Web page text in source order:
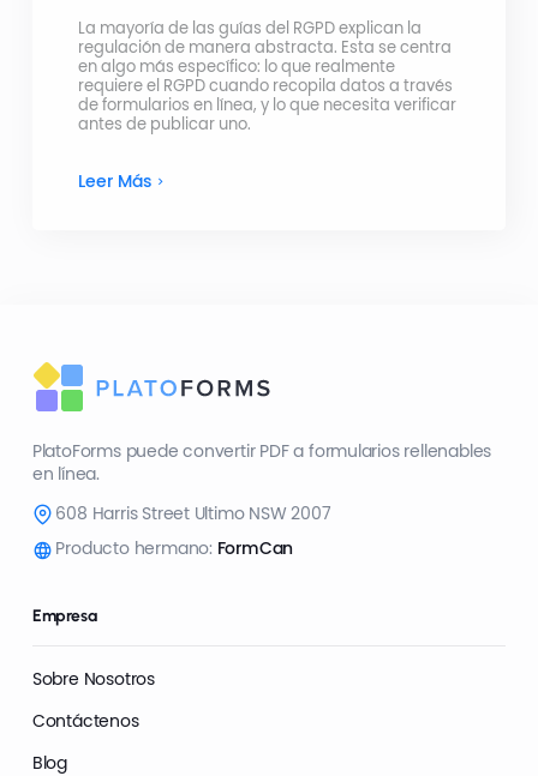
La mayoría de las guías del RGPD explican la
regulación de manera abstracta. Esta se centra
en algo más específico: lo que realmente
requiere el RGPD cuando recopila datos a través
de formularios en línea, y lo que necesita verificar
antes de publicar uno.
Leer Más
PlatoForms puede convertir PDF a formularios rellenables
en línea.
608 Harris Street Ultimo NSW 2007
Producto hermano: FormCan
Empresa
Sobre Nosotros
Contáctenos
Blog